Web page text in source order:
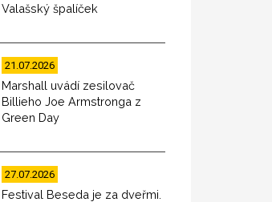
Valašský špalíček
21.07.2026
Marshall uvádí zesilovač
Billieho Joe Armstronga z
Green Day
27.07.2026
Festival Beseda je za dveřmi.